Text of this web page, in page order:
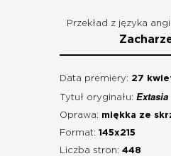
Przekład z języka
Data premiery: 27
Tytuł oryginału: Extasia
Oprawa: miękka ze
Format: 145x215
Liczba stron: 448